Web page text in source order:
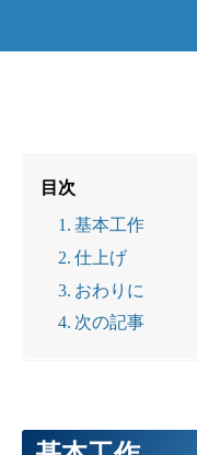
目次
基本工作
仕上げ
おわりに
次の記事